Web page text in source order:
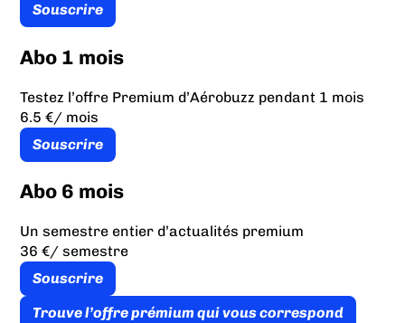
Souscrire
Abo 1 mois
Testez l’offre Premium d’Aérobuzz pendant 1 mois
6.5 €/ mois
Souscrire
Abo 6 mois
Un semestre entier d’actualités premium
36 €/ semestre
Souscrire
Trouve l’offre prémium qui vous correspond